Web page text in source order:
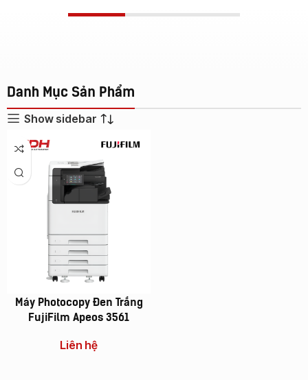
Danh Mục Sản Phẩm
Show sidebar
Máy Photocopy Đen Trắng
FujiFilm Apeos 3561
Liên hệ